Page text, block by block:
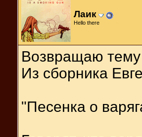
Лаик
Hello there
Возвращаю
Из сборника
"Песенка о